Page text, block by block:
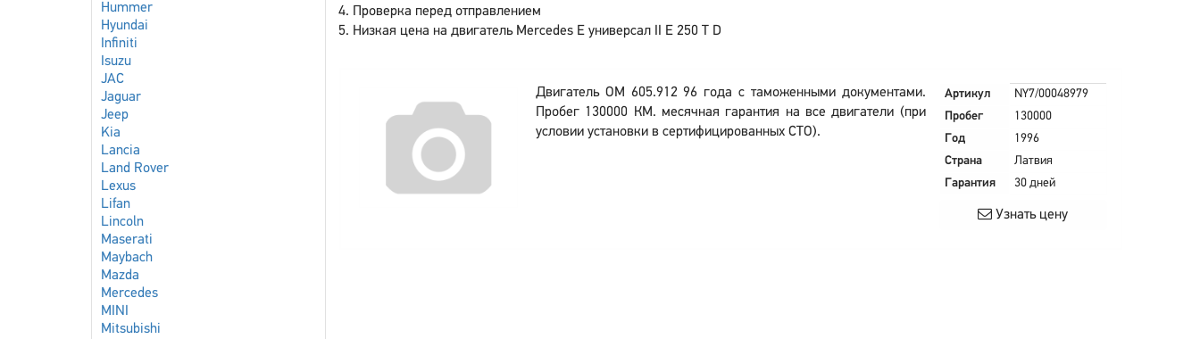
Hummer
Hyundai
Infiniti
Isuzu
JAC
Jaguar
Jeep
Kia
Lancia
Land Rover
Lexus
Lifan
Lincoln
Maserati
Maybach
Mazda
Mercedes
MINI
Mitsubishi
Проверка перед отправлением
Низкая цена на двигатель Mercedes E универсал II E 250 T D
Двигатель OM 605.912 96 года с таможенными документами.
Пробег 130000 КМ. месячная гарантия на все двигатели (при
условии установки в сертифицированных СТО).
Артикул
NY7/00048979
Пробег
130000
Год
1996
Страна
Латвия
Гарантия
30 дней
Узнать цену